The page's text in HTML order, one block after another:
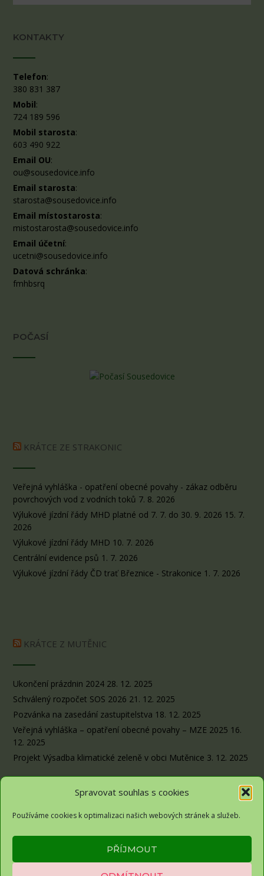
Spravovat souhlas s cookies
Používáme cookies k optimalizaci našich webových stránek a služeb.
PŘÍJMOUT
KONTAKTY
Telefon:
380 831 387
Mobil:
724 189 596
Mobil starosta:
603 490 922
Email OU:
ou@sousedovice.info
Email starosta:
starosta@sousedovice.info
Email místostarosta:
mistostarosta@sousedovice.info
Email účetní:
ucetni@sousedovice.info
Datová schránka:
fmhbsrq
POČASÍ
KRÁTCE ZE STRAKONIC
Veřejná vyhláška - opatření obecné povahy - zákaz odběru
povrchových vod z vodních toků 7. 8. 2026
Výlukové jízdní řády MHD platné od 7. 7. do 30. 9. 2026 15. 7.
2026
Výlukové jízdní řády MHD 10. 7. 2026
Centrální evidence psů 1. 7. 2026
Výlukové jízdní řády ČD trať Březnice - Strakonice 1. 7. 2026
KRÁTCE Z MUTĚNIC
Ukončení prázdnin 2024 28. 12. 2025
Schválený rozpočet SOS 2026 21. 12. 2025
Pozvánka na zasedání zastupitelstva 18. 12. 2025
Veřejná vyhláška – opatření obecné povahy – MZE 2025 16.
12. 2025
Projekt Výsadba klimatické zeleně v obci Mutěnice 3. 12. 2025
Obec Sousedovice© 2026